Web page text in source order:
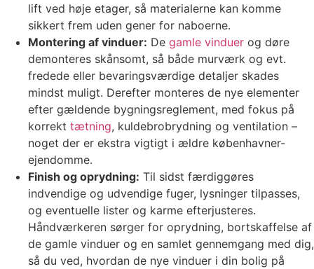
lift ved høje etager, så materialerne kan komme
sikkert frem uden gener for naboerne.
Montering af vinduer: De gamle vinduer og døre
demonteres skånsomt, så både murværk og evt.
fredede eller bevaringsværdige detaljer skades
mindst muligt. Derefter monteres de nye elementer
efter gældende bygningsreglement, med fokus på
korrekt tætning, kuldebrobrydning og ventilation –
noget der er ekstra vigtigt i ældre københavner-
ejendomme.
Finish og oprydning: Til sidst færdiggøres
indvendige og udvendige fuger, lysninger tilpasses,
og eventuelle lister og karme efterjusteres.
Håndværkeren sørger for oprydning, bortskaffelse af
de gamle vinduer og en samlet gennemgang med dig,
så du ved, hvordan de nye vinduer i din bolig på